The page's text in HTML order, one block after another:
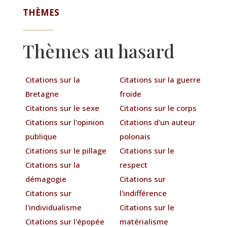
THÈMES
Thèmes au hasard
Citations sur la
Bretagne
Citations sur le sexe
Citations sur l'opinion
publique
Citations sur le pillage
Citations sur la
démagogie
Citations sur
l'individualisme
Citations sur l'épopée
Citations sur la guerre
froide
Citations sur le corps
Citations d'un auteur
polonais
Citations sur le
respect
Citations sur
l'indifférence
Citations sur le
matérialisme